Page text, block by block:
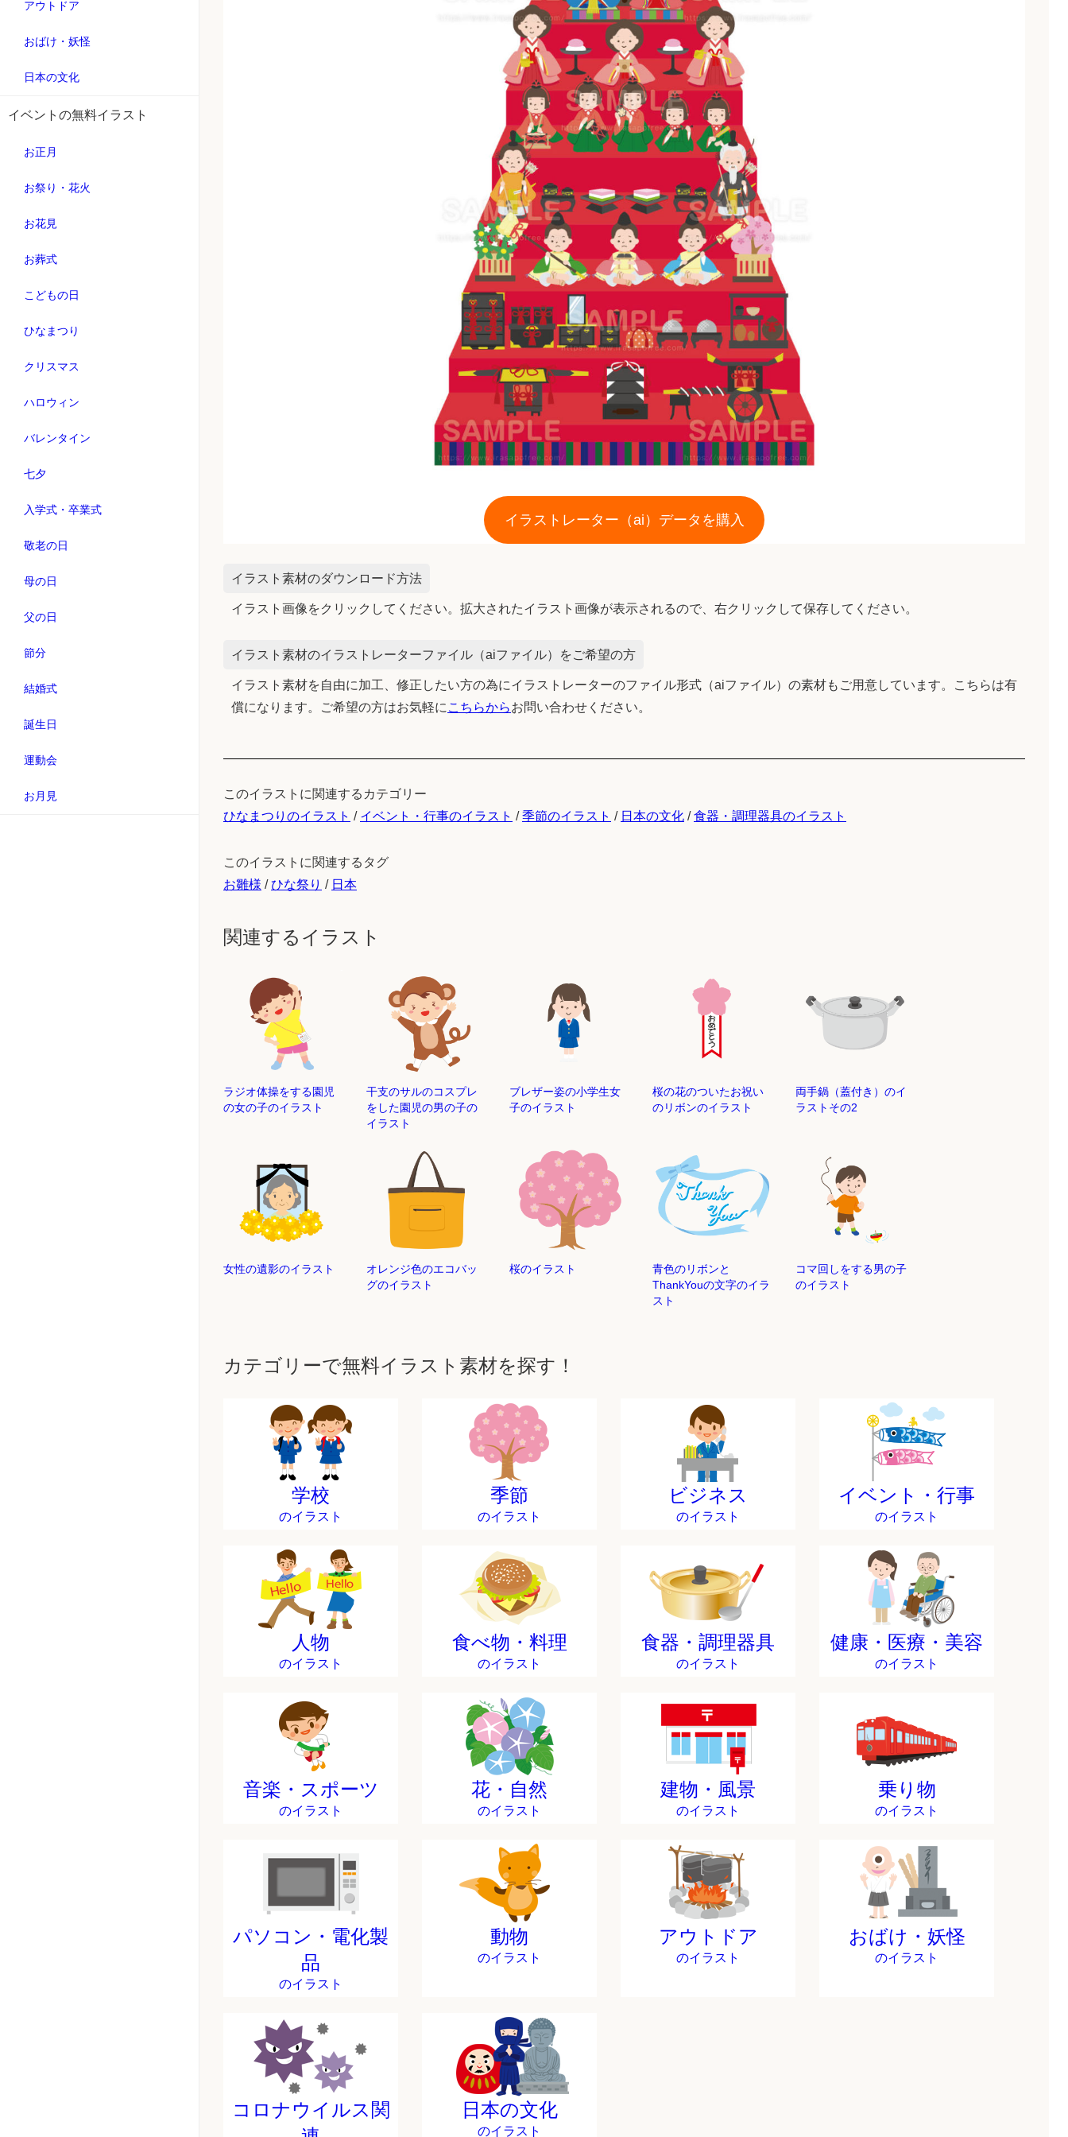
アウトドア
おばけ・妖怪
日本の文化
イベントの無料イラスト
お正月
お祭り・花火
お花見
お葬式
こどもの日
ひなまつり
クリスマス
ハロウィン
バレンタイン
七夕
入学式・卒業式
敬老の日
母の日
父の日
節分
結婚式
誕生日
運動会
お月見
イラストレーター（ai）データを購入
イラスト素材のダウンロード方法
イラスト画像をクリックしてください。拡大されたイラスト画像が表示されるので、右クリックして保存してください。
イラスト素材のイラストレーターファイル（aiファイル）をご希望の方
イラスト素材を自由に加工、修正したい方の為にイラストレーターのファイル形式（aiファイル）の素材もご用意しています。こちらは有
償になります。ご希望の方はお気軽に こちらからお問い合わせください。
このイラストに関連するカテゴリー
ひなまつりのイラスト / イベント・行事のイラスト /季節のイラスト / 日本の文化 /食器・調理器具のイラスト
このイラストに関連するタグ
お雛様 /ひな祭り / 日本
関連するイラスト
ラジオ体操をする園児
の女の子のイラスト
干支のサルのコスプレ
をした園児の男の子の
イラスト
ブレザー姿の小学生女
子のイラスト
桜の花のついたお祝い
のリボンのイラスト
両手鍋（蓋付き）のイ
ラストその2
女性の遺影のイラスト
オレンジ色のエコバッ
グのイラスト
桜のイラスト
青色のリボンと
ThankYouの文字のイラ
スト
コマ回しをする男の子
のイラスト
カテゴリーで無料イラスト素材を探す！
学校
のイラスト
季節
のイラスト
ビジネス
のイラスト
イベント・行事
のイラスト
人物
のイラスト
食べ物・料理
のイラスト
食器・調理器具
のイラスト
健康・医療・美容
のイラスト
音楽・スポーツ
のイラスト
花・自然
のイラスト
建物・風景
のイラスト
乗り物
のイラスト
パソコン・電化製
品
のイラスト
動物
のイラスト
アウトドア
のイラスト
おばけ・妖怪
のイラスト
コロナウイルス関
日本の文化
のイラスト